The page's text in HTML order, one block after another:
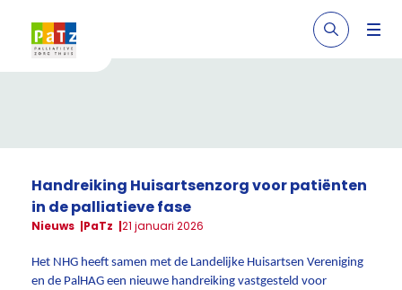
Handreiking Huisartsenzorg voor patiënten
in de palliatieve fase
Nieuws PaTz 21 januari 2026
Het NHG heeft samen met de Landelijke Huisartsen Vereniging
en de PalHAG een nieuwe handreiking vastgesteld voor